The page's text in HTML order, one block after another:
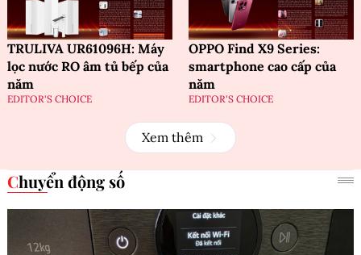
TRULIVA UR61096H: Máy
lọc nước RO âm tủ bếp của
năm
EDITOR'S CHOICE
OPPO Find X9 Series:
smartphone cao cấp của
năm
EDITOR'S CHOICE
Xem thêm
Chuyển động số